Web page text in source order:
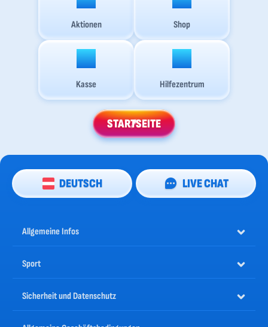
Aktionen Shop
Kasse Hilfezentrum
STARTSEITE
DEUTSCH LIVE CHAT
Allgemeine Infos
Sport
Sicherheit und Datenschutz